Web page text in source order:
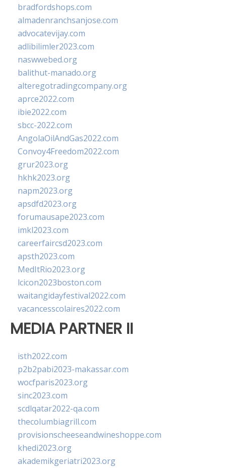
bradfordshops.com
almadenranchsanjose.com
advocatevijay.com
adlibilimler2023.com
naswwebed.org
balithut-manado.org
alteregotradingcompany.org
aprce2022.com
ibie2022.com
sbcc-2022.com
AngolaOilAndGas2022.com
Convoy4Freedom2022.com
grur2023.org
hkhk2023.org
napm2023.org
apsdfd2023.org
forumausape2023.com
imkl2023.com
careerfaircsd2023.com
apsth2023.com
MedItRio2023.org
lcicon2023boston.com
waitangidayfestival2022.com
vacancesscolaires2022.com
MEDIA PARTNER II
isth2022.com
p2b2pabi2023-makassar.com
wocfparis2023.org
sinc2023.com
scdlqatar2022-qa.com
thecolumbiagrill.com
provisionscheeseandwineshoppe.com
khedi2023.org
akademikgeriatri2023.org